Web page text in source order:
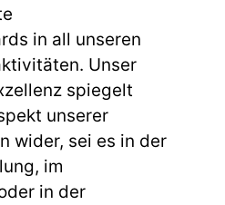
in all unseren
Unser
spiegelt
unserer
wider, sei es in der
im
in der